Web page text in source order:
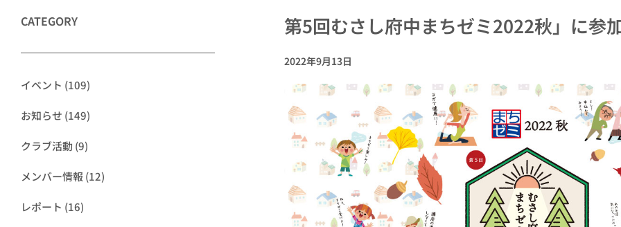
CATEGORY
イベント (109)
お知らせ (149)
クラブ活動 (9)
メンバー情報 (12)
レポート (16)
第5回むさし府中まちゼミ2022秋」に参
2022年9月13日